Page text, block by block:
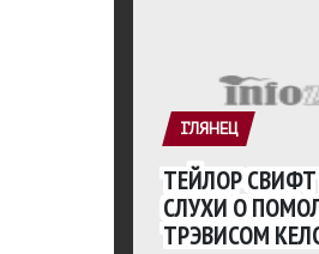
ГЛЯНЕЦ
ТЕЙЛОР
СЛУХИ О
ТРЭВИСОМ